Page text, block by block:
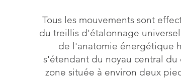
Tous les mouvements sont
du treillis d'étalonnage
de l'anatomie énergétique
s'étendant du noyau central du
zone située à environ deux